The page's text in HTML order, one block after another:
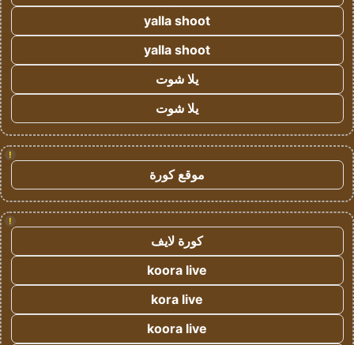
yalla shoot
yalla shoot
يلا شوت
يلا شوت
!
موقع كورة
!
كورة لايف
koora live
kora live
koora live